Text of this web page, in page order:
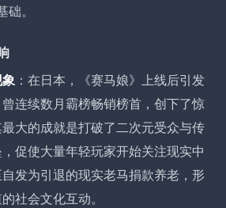
。
：在日本，《赛马娘》上线后引发
连续数月霸榜畅销榜首，创下了惊
大的成就是打破了二次元受众与传
促使大量年轻玩家开始关注现实中
发为引退的现实老马捐款养老，形
社会文化互动。